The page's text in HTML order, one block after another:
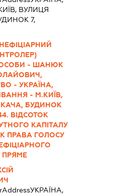
ВУЛИЦЯ
7,
- ШАНЮК
- УКРАЇНА,
- М.КИЇВ,
БУДИНОК
ВІДСОТОК
КАПІТАЛУ
ПРАВА ГОЛОСУ
ПРЯМЕ
УКРАЇНА,